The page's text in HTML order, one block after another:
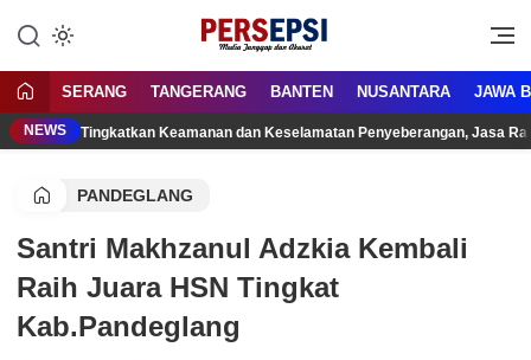
konten
Persepsi.co.id
Media Tanggap Dan Akurat
SERANG TANGERANG BANTEN NUSANTARA JAWA
NEWS Tingkatkan Keamanan dan Keselamatan Penyeberangan, Jasa
PANDEGLANG
Santri Makhzanul Adzkia Kembali
Raih Juara HSN Tingkat
Kab.Pandeglang